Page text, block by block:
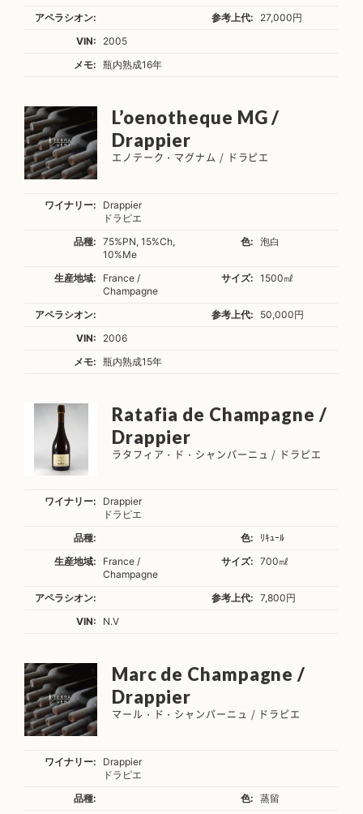
アペラシオン: 参考上代:
27,000円
VIN:
2005
メモ:
瓶内熟成16年
L’oenotheque MG /
Drappier
エノテーク・マグナム / ドラピエ
ワイナリー:
Drappier
ドラピエ
品種:
75%PN, 15%Ch,
10%Me
色: 泡白
生産地域:
France /
Champagne
サイズ: 1500㎖
アペラシオン: 参考上代:
50,000円
VIN:
2006
メモ:
瓶内熟成15年
Ratafia de Champagne /
Drappier
ラタフィア・ド・シャンパーニュ / ドラピエ
ワイナリー:
Drappier
ドラピエ
品種:
色:
ﾘｷｭｰﾙ
生産地域:
France /
Champagne
サイズ: 700㎖
アペラシオン: 参考上代:
7,800円
VIN:
N.V
Marc de Champagne /
Drappier
マール・ド・シャンパーニュ / ドラピエ
ワイナリー:
Drappier
ドラピエ
品種:
色:
蒸留